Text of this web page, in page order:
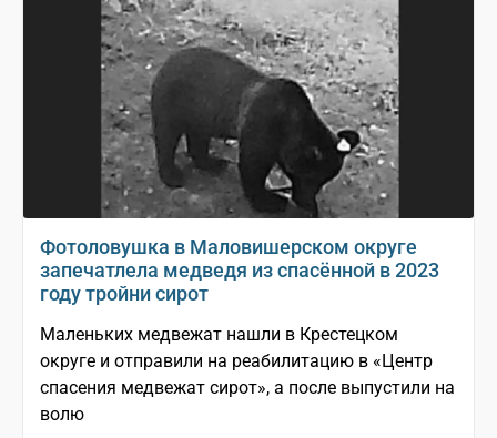
Фотоловушка в Маловишерском округе
запечатлела медведя из спасённой в 2023
году тройни сирот
Маленьких медвежат нашли в Крестецком
округе и отправили на реабилитацию в «Центр
спасения медвежат сирот», а после выпустили на
волю